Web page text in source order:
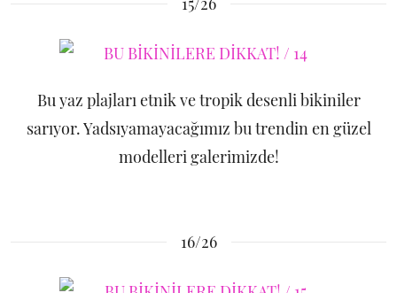
Bu yaz plajları etnik ve tropik desenli bikiniler
sarıyor. Yadsıyamayacağımız bu trendin en güzel
modelleri galerimizde!
16/26